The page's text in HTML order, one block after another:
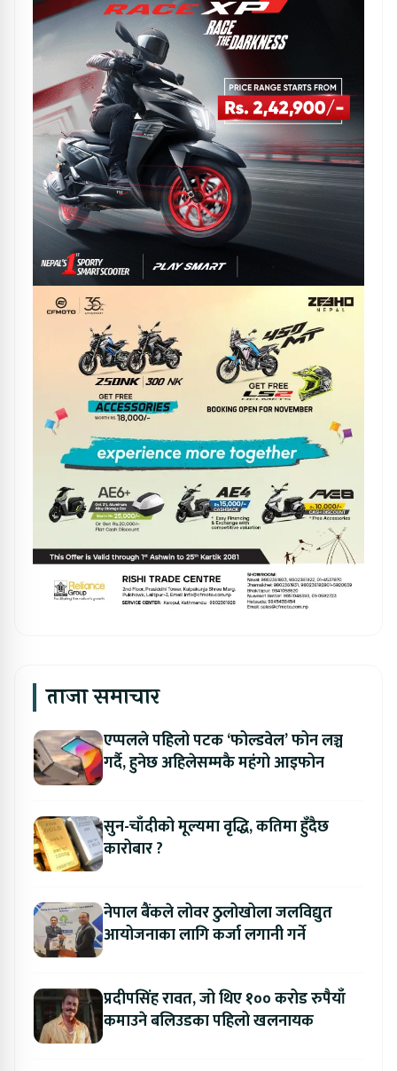
ताजा समाचार
एप्पलले पहिलो पटक ‘फोल्डवेल’ फोन लञ्च
गर्दै, हुनेछ अहिलेसम्मकै महंगो आइफोन
सुन-चाँदीको मूल्यमा वृद्धि, कतिमा हुँदैछ
कारोबार ?
नेपाल बैंकले लोवर ठुलोखोला जलविद्युत
आयोजनाका लागि कर्जा लगानी गर्ने
प्रदीपसिंह रावत, जो थिए १०० करोड रुपैयाँ
कमाउने बलिउडका पहिलो खलनायक